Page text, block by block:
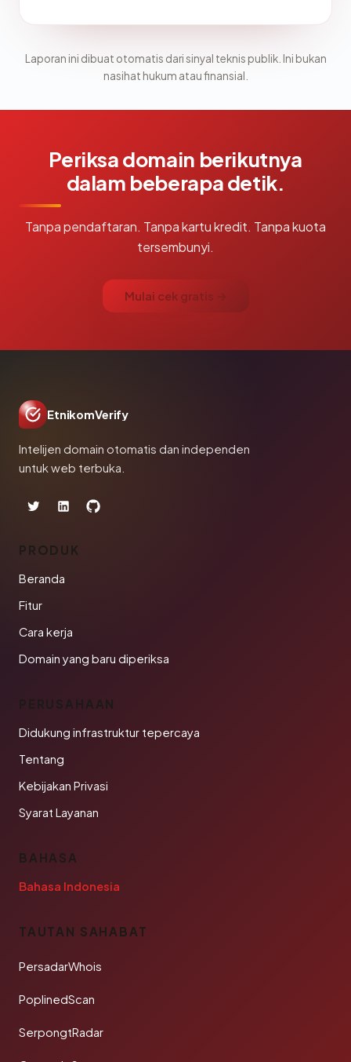
Laporan ini dibuat otomatis dari sinyal teknis publik. Ini bukan
nasihat hukum atau finansial.
Periksa domain berikutnya
dalam beberapa detik.
Tanpa pendaftaran. Tanpa kartu kredit. Tanpa kuota
tersembunyi.
Mulai cek gratis →
EtnikomVerify
Intelijen domain otomatis dan independen
untuk web terbuka.
PRODUK
Beranda
Fitur
Cara kerja
Domain yang baru diperiksa
PERUSAHAAN
Didukung infrastruktur tepercaya
Tentang
Kebijakan Privasi
Syarat Layanan
BAHASA
Bahasa Indonesia
TAUTAN SAHABAT
PersadarWhois
PoplinedScan
SerpongtRadar